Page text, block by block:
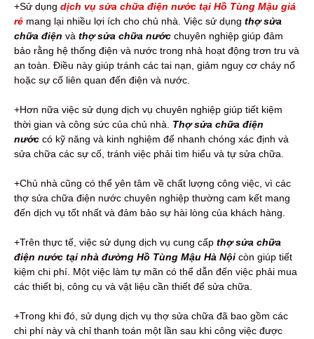
+Sử dụng dịch vụ sửa chữa điện nước tại Hồ Tùng Mậu giá
rẻ mang lại nhiều lợi ích cho chủ nhà. Việc sử dụng thợ sửa
chữa điện và thợ sửa chữa nước chuyên nghiệp giúp đảm
bảo rằng hệ thống điện và nước trong nhà hoạt động trơn tru và
an toàn. Điều này giúp tránh các tai nạn, giảm nguy cơ cháy nổ
hoặc sự cố liên quan đến điện và nước.
+Hơn nữa việc sử dụng dịch vụ chuyên nghiệp giúp tiết kiệm
thời gian và công sức của chủ nhà. Thợ sửa chữa điện
nước có kỹ năng và kinh nghiệm để nhanh chóng xác định và
sửa chữa các sự cố, tránh việc phải tìm hiểu và tự sửa chữa.
+Chủ nhà cũng có thể yên tâm về chất lượng công việc, vì các
thợ sửa chữa điện nước chuyên nghiệp thường cam kết mang
đến dịch vụ tốt nhất và đảm bảo sự hài lòng của khách hàng.
+Trên thực tế, việc sử dụng dịch vụ cung cấp thợ sửa chữa
điện nước tại nhà đường Hồ Tùng Mậu Hà Nội còn giúp tiết
kiệm chi phí. Một việc làm tự mãn có thể dẫn đến việc phải mua
các thiết bị, công cụ và vật liệu cần thiết để sửa chữa.
+Trong khi đó, sử dụng dịch vụ thợ sửa chữa đã bao gồm các
chi phí này và chỉ thanh toán một lần sau khi công việc được